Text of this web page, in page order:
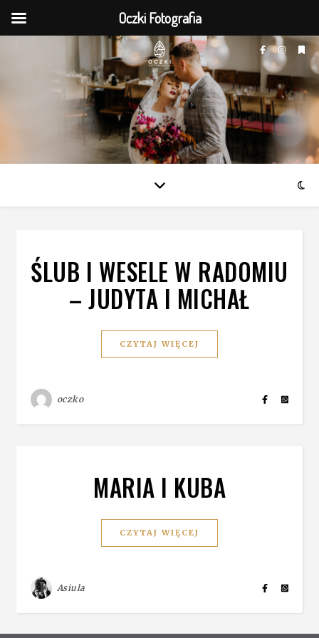
ŚLUB I WESELE W RADOMIU
– JUDYTA I MICHAŁ
CZYTAJ WIĘCEJ
oczko
MARIA I KUBA
CZYTAJ WIĘCEJ
Asiula
Oczki Fotografia